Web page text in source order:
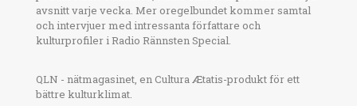
avsnitt varje vecka. Mer oregelbundet kommer samtal
och intervjuer med intressanta författare och
kulturprofiler i Radio Rännsten Special.
QLN - nätmagasinet, en Cultura Ætatis-produkt för ett
bättre kulturklimat.